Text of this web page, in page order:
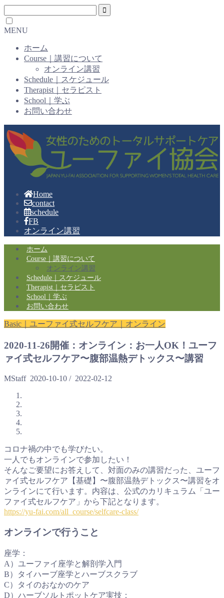
MENU
ホーム
Course｜講習について
オンライン講習
Schedule｜スケジュール
Therapist｜セラピスト
School｜学ぶ
お問い合わせ
Home
contact
schedule
FB
オンライン講習
ホーム
Course｜講習について
オンライン講習
Schedule｜スケジュール
Therapist｜セラピスト
School｜学ぶ
お問い合わせ
Basic｜ユーファイ式セルフケア｜オンライン
2020-11-26開催：オンライン：お一人OK！ユーフ
ァイ式セルフケア〜腹部温熱デトックス〜講習
MStaff 2020-10-10 / 2022-02-12
コロナ禍の中でも学びたい。
一人でもオンラインで参加したい！
そんなご要望にお答えして、対面のみの講習だった、ユーフ
ァイ式セルフケア【基礎】〜腹部温熱デトックス〜講習をオ
ンラインにて行います。内容は、公式のカリキュラム「ユー
ファイ式セルフケア」から下記となります。
https://yu-fai.com/all_course/selfcare-class/
オンラインで行うこと
座学：
A）ユーファイ座学と解剖学入門
B）タイハーブ座学とハーブスクラブ
C）タイのおなかのケア
D）ハーブソルトポットケア実技：